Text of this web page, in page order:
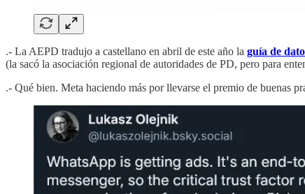
.- La AEPD tradujo a castellano en abril de este año la guía de
(la sacó la asociación regional de autoridades de PD, pero para
.- Qué bien. Meta haciendo más por llevarse el premio de buenas